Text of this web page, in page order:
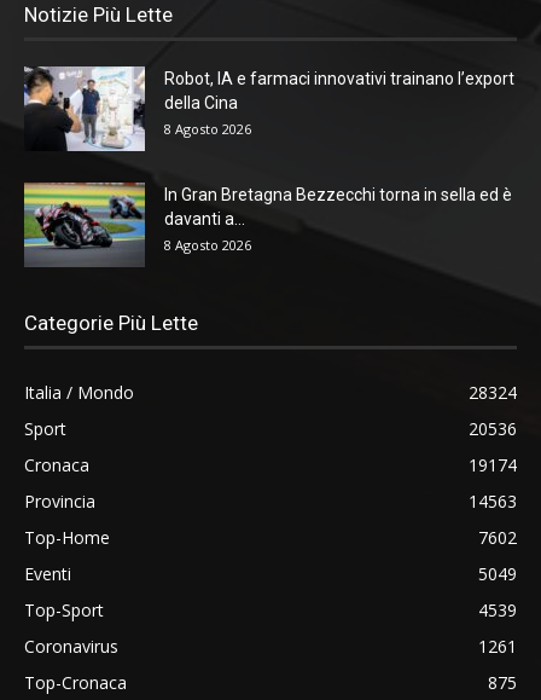
Notizie Più Lette
Robot, IA e farmaci innovativi trainano l’export
della Cina
8 Agosto 2026
In Gran Bretagna Bezzecchi torna in sella ed è
davanti a...
8 Agosto 2026
Categorie Più Lette
Italia / Mondo
28324
Sport
20536
Cronaca
19174
Provincia
14563
Top-Home
7602
Eventi
5049
Top-Sport
4539
Coronavirus
1261
Top-Cronaca
875